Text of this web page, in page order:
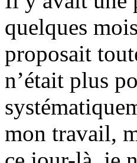
quelques
proposait
n’était plus
mon travail,